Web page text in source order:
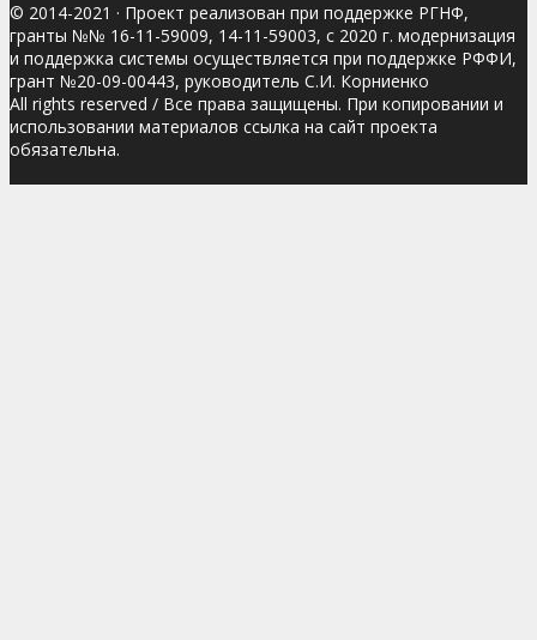
© 2014-2021 · Проект реализован при поддержке РГНФ,
гранты №№ 16-11-59009, 14-11-59003, с 2020 г. модернизация
и поддержка системы осуществляется при поддержке РФФИ,
грант №20-09-00443, руководитель С.И. Корниенко
All rights reserved / Все права защищены. При копировании и
использовании материалов ссылка на сайт проекта
обязательна.